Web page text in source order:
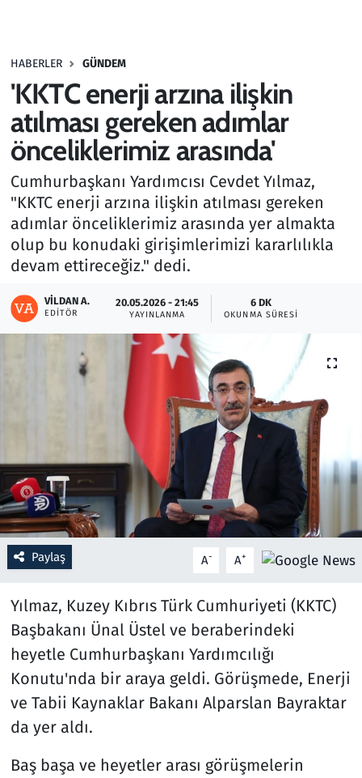
HABERLER GÜNDEM
'KKTC enerji arzına ilişkin
atılması gereken adımlar
önceliklerimiz arasında'
Cumhurbaşkanı Yardımcısı Cevdet Yılmaz,
"KKTC enerji arzına ilişkin atılması gereken
adımlar önceliklerimiz arasında yer almakta
olup bu konudaki girişimlerimizi kararlılıkla
devam ettireceğiz." dedi.
VILDAN A.
EDITÖR
20.05.2026 - 21:45
YAYINLANMA
6 DK
OKUNMA SÜRESI
Paylaş A- A+
Yılmaz, Kuzey Kıbrıs Türk Cumhuriyeti (KKTC)
Başbakanı Ünal Üstel ve beraberindeki
heyetle Cumhurbaşkanı Yardımcılığı
Konutu'nda bir araya geldi. Görüşmede, Enerji
ve Tabii Kaynaklar Bakanı Alparslan Bayraktar
da yer aldı.
Baş başa ve heyetler arası görüşmelerin
Haber
Kültür Sanat
Kurumsal Haberler
Lezzet Durağı
Memur ve Kamu
Otomobil
Oyun
Ramazan
Resmi İlanlar
Rüya Tabirleri
Sağlık
Savunma Sanayi
Seçim 2023
Spor
Teknoloji ve Bilim
Televizyon